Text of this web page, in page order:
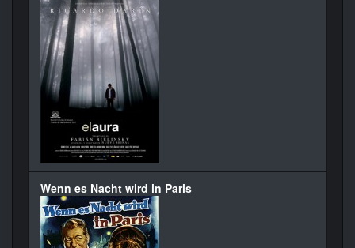
Wenn es Nacht wird in Paris